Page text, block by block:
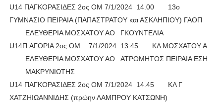
U14 ΠΑΓΚΟΡΑΣΙΔΕΣ 2ος ΟΜ 7/1/2024 14.00
13ο
ΓΥΜΝΑΣΙΟ ΠΕΙΡΑΙΑ (ΠΑΠΑΣΤΡΑΤΟΥ και ΑΣΚΛΗΠΙΟΥ) ΓΑΟΠ
ΕΛΕΥΘΕΡΙΑ ΜΟΣΧΑΤΟΥ ΑΟ
ΓΚΟΥΝΤΕΛΙΑ
U14Π AΓΟΡΙΑ 2ος ΟΜ
7/1/2024 13.45
ΚΛ ΜΟΣΧΑΤΟΥ Α
ΕΛΕΥΘΕΡΙΑ ΜΟΣΧΑΤΟΥ ΑΟ
ΑΤΡΟΜΗΤΟΣ ΠΕΙΡΑΙΑ ΕΣΗ
ΜΑΚΡΥΝΙΩΤΗΣ
U14 ΠΑΓΚΟΡΑΣΙΔΕΣ 2ος ΟΜ 7/1/2024 14.45
ΚΛ Γ
ΧΑΤΖΗΙΩΑΝΝΙΔΗΣ (πρώην ΛΑΜΠΡΟΥ ΚΑΤΣΩΝΗ)